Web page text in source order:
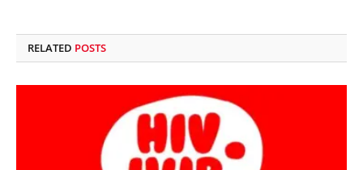
RELATED POSTS